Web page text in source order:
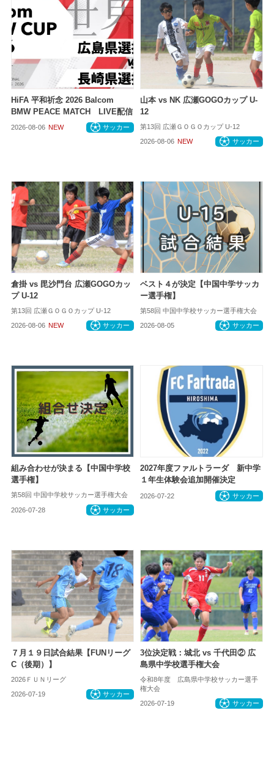
HiFA 平和祈念 2026 Balcom
BMW PEACE MATCH LIVE配信
2026-08-06 NEW サッカー
山本 vs NK 広瀬GOGOカップ U-
12
第13回 広瀬ＧＯＧＯカップ U-12
2026-08-06 NEW サッカー
倉掛 vs 毘沙門台 広瀬GOGOカッ
プ U-12
第13回 広瀬ＧＯＧＯカップ U-12
2026-08-06 NEW サッカー
ベスト４が決定【中国中学サッカ
ー選手権】
第58回 中国中学校サッカー選手権大会
2026-08-05 サッカー
組み合わせが決まる【中国中学校
選手権】
第58回 中国中学校サッカー選手権大会
2026-07-28 サッカー
2027年度ファルトラーダ 新中学
１年生体験会追加開催決定
2026-07-22 サッカー
７月１９日試合結果【FUNリーグ
C（後期）】
2026ＦＵＮリーグ
2026-07-19 サッカー
3位決定戦：城北 vs 千代田② 広
島県中学校選手権大会
令和8年度 広島県中学校サッカー選手
権大会
2026-07-19 サッカー